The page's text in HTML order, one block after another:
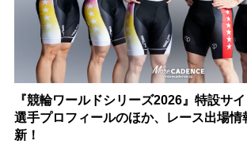
『競輪ワールドシリーズ2026』特設サ
選手プロフィールのほか、レース出場情
新！